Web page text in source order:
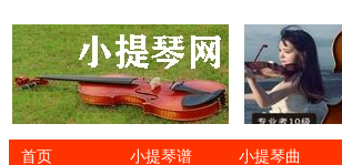
首页 小提琴谱 小提琴曲